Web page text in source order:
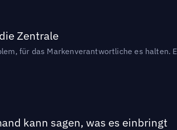
Zentrale
für das Markenverantwortliche es halten.
kann sagen, was es einbringt